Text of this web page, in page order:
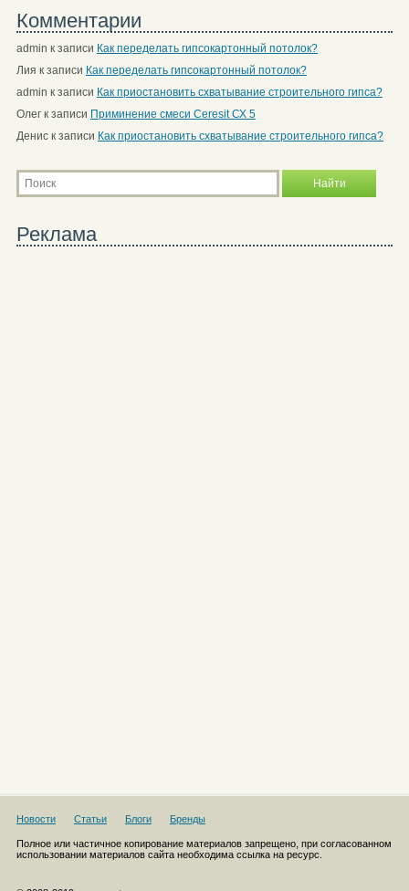
Комментарии
admin к записи Как переделать гипсокартонный потолок?
Лия к записи Как переделать гипсокартонный потолок?
admin к записи Как приостановить схватывание строительного гипса?
Олегк записи Приминение смеси Ceresit СХ 5
Дениск записи Как приостановить схватывание строительного гипса?
Реклама
Новости Статьи Блоги Бренды
Полное или частичное копирование материалов запрещено, при согласованном
использовании материалов сайта необходима ссылка на ресурс.